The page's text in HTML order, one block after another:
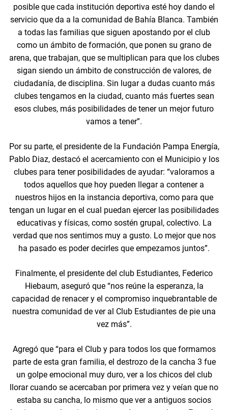
posible que cada institución deportiva esté hoy dando el
servicio que da a la comunidad de Bahía Blanca. También
a todas las familias que siguen apostando por el club
como un ámbito de formación, que ponen su grano de
arena, que trabajan, que se multiplican para que los clubes
sigan siendo un ámbito de construcción de valores, de
ciudadanía, de disciplina. Sin lugar a dudas cuanto más
clubes tengamos en la ciudad, cuanto más fuertes sean
esos clubes, más posibilidades de tener un mejor futuro
vamos a tener”.
Por su parte, el presidente de la Fundación Pampa Energía,
Pablo Diaz, destacó el acercamiento con el Municipio y los
clubes para tener posibilidades de ayudar: “valoramos a
todos aquellos que hoy pueden llegar a contener a
nuestros hijos en la instancia deportiva, como para que
tengan un lugar en el cual puedan ejercer las posibilidades
educativas y físicas, como sostén grupal, colectivo. La
verdad que nos sentimos muy a gusto. Lo mejor que nos
ha pasado es poder decirles que empezamos juntos”.
Finalmente, el presidente del club Estudiantes, Federico
Hiebaum, aseguró que “nos reúne la esperanza, la
capacidad de renacer y el compromiso inquebrantable de
nuestra comunidad de ver al Club Estudiantes de pie una
vez más”.
Agregó que “para el Club y para todos los que formamos
parte de esta gran familia, el destrozo de la cancha 3 fue
un golpe emocional muy duro, ver a los chicos del club
llorar cuando se acercaban por primera vez y veían que no
estaba su cancha, lo mismo que ver a antiguos socios